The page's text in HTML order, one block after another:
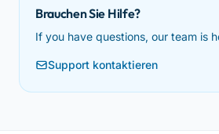
Brauchen Sie Hilfe?
If you have questions, our team is
Support kontaktieren